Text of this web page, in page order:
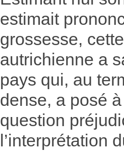
estimait
grossesse,
autrichienne a
pays qui, au
dense, a posé
question
l’interprétation